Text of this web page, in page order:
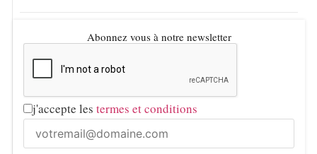
Abonnez vous à notre newsletter
j'accepte les termes et conditions